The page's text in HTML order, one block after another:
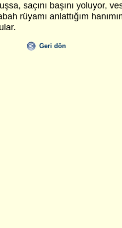
saçını başını yoluyor,
rüyamı anlattığım
Geri dön